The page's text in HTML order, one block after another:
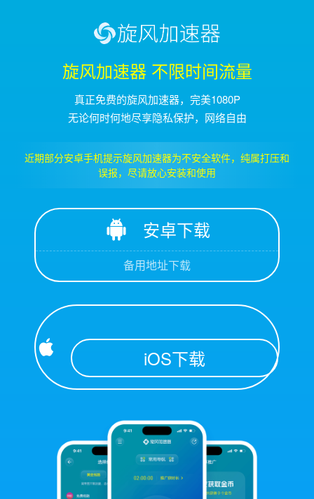
旋风加速器 不限时间流量
真正免费的旋风加速器，完美1080P
无论何时何地尽享隐私保护，网络自由
近期部分安卓手机提示旋风加速器为不安全软件，纯属打压和
误报，尽请放心安装和使用
安卓下载
备用地址下载
iOS下载